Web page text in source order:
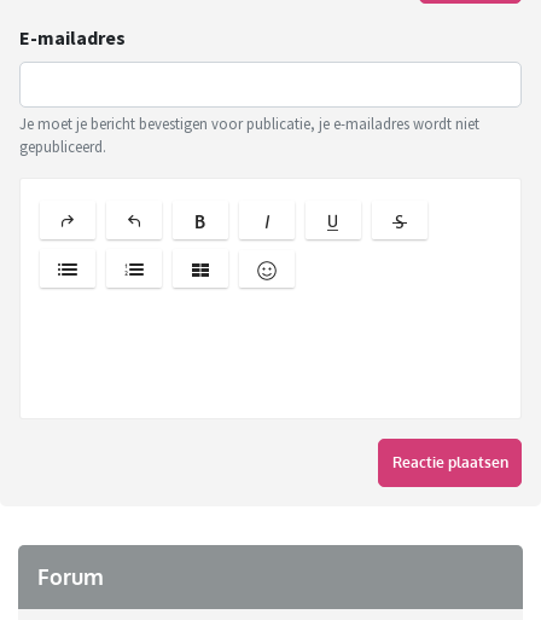
E-mailadres
Je moet je bericht bevestigen voor publicatie, je e-mailadres wordt niet
gepubliceerd.
Reactie plaatsen
Forum